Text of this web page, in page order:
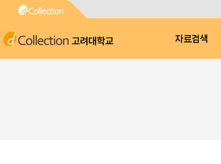
고려대학교 자료검색